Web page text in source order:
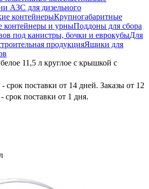
АЗС для дизельного
контейнерыКрупногабаритные
контейнеры и урныПоддоны для сбора
под канистры, бочки и еврокубыДля
продукцияЯщики для
11,5 л круглое с крышкой с
срок поставки от 14 дней. Заказы от 12
срок поставки от 1 дня.